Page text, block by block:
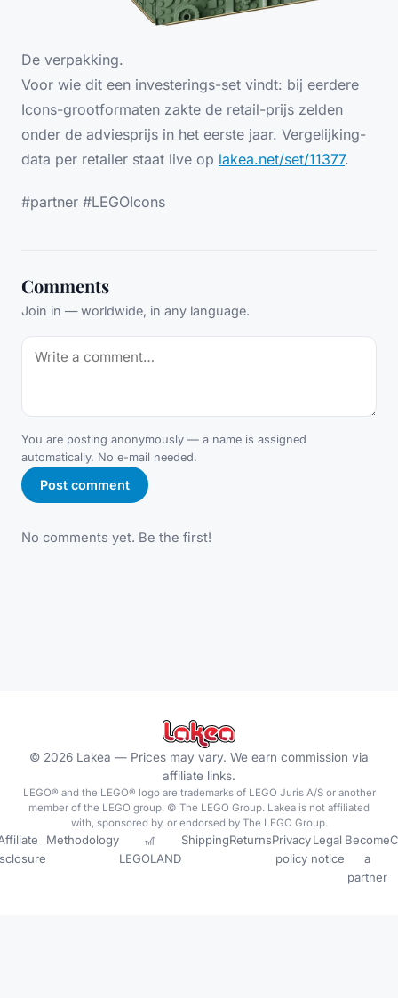
De verpakking.
Voor wie dit een investerings-set vindt: bij eerdere
Icons-grootformaten zakte de retail-prijs zelden
onder de adviesprijs in het eerste jaar. Vergelijking-
data per retailer staat live op lakea.net/set/11377.
#partner #LEGOIcons
Comments
Join in — worldwide, in any language.
You are posting anonymously — a name is assigned
automatically. No e-mail needed.
Post comment
No comments yet. Be the first!
© 2026 Lakea — Prices may vary. We earn commission via
affiliate links.
LEGO® and the LEGO® logo are trademarks of LEGO Juris A/S or another
member of the LEGO group. © The LEGO Group. Lakea is not affiliated
with, sponsored by, or endorsed by The LEGO Group.
Methodology
🎢
LEGOLAND
ShippingReturnsPrivacy
policy
Legal
notice
Become
a
partner